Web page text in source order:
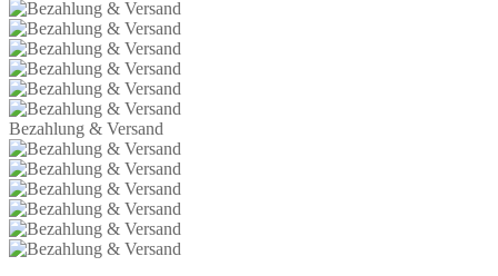
Bezahlung & Versand